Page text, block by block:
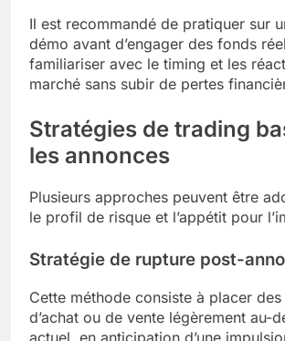
Il est recommandé de pratiquer sur
démo avant d’engager des fonds
familiariser avec le timing et les
marché sans subir de pertes
Stratégies de trading
les annonces
Plusieurs approches peuvent être
le profil de risque et l’appétit pour
Stratégie de rupture post-
Cette méthode consiste à placer
d’achat ou de vente légèrement au-
actuel, en anticipation d’une